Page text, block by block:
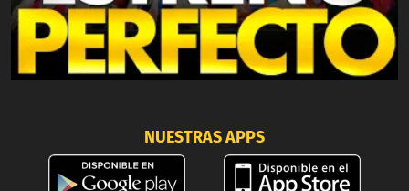
NUESTRAS APPS